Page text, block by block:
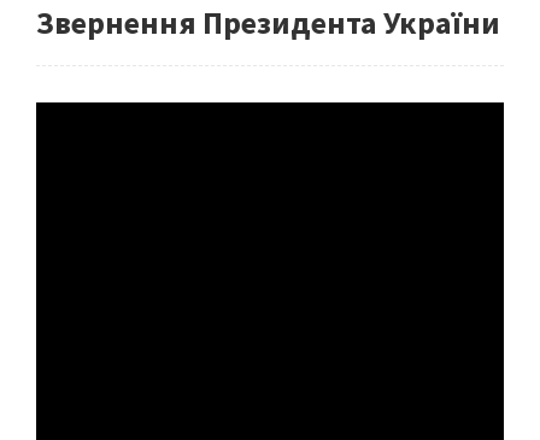
Звернення Президента України